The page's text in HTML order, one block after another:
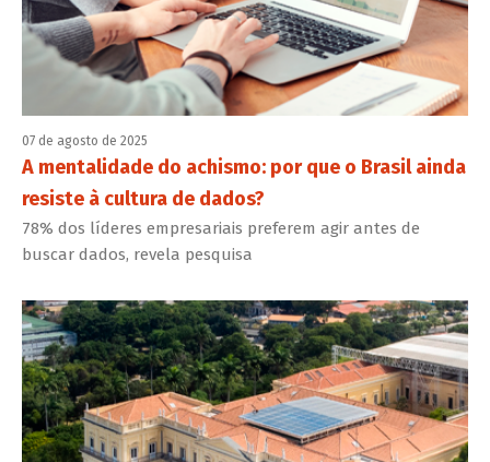
07 de agosto de 2025
A mentalidade do achismo: por que o Brasil ainda
resiste à cultura de dados?
78% dos líderes empresariais preferem agir antes de
buscar dados, revela pesquisa